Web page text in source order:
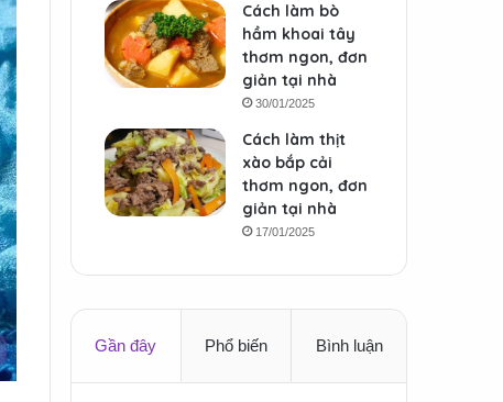
Cách làm bò
hầm khoai tây
thơm ngon, đơn
giản tại nhà
30/01/2025
Cách làm thịt
xào bắp cải
thơm ngon, đơn
giản tại nhà
17/01/2025
Gần đây Phổ biến Bình luận